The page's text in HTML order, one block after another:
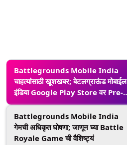
Battlegrounds Mobile India
चाहत्यांसाठी खूशखबर; बेटलग्राऊंड मोबाईल
इंडिया Google Play Store वर Pre-
Registered Users साठी उपलब्ध
Battlegrounds Mobile India
गेमची अधिकृत घोषणा; जाणून घ्या Battle
Royale Game ची वैशिष्ट्यं